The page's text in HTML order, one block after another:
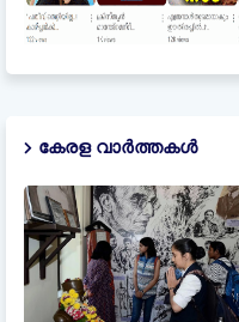
കേരള വാർത്തകൾ